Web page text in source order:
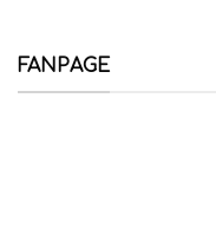
FANPAGE